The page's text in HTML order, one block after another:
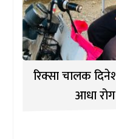
रिक्सा चालक
आधा